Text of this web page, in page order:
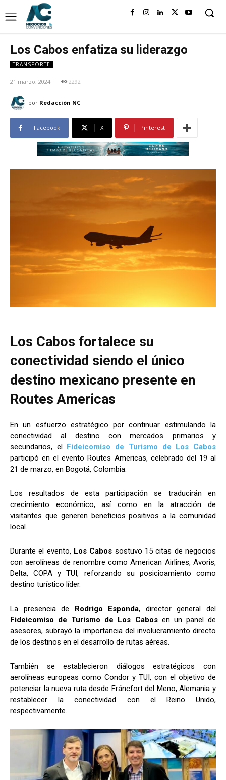
Los Cabos enfatiza su liderazgo
TRANSPORTE
21 marzo, 2024 2292
por Redacción NC
Facebook X Pinterest
Los Cabos fortalece su
conectividad siendo el único
destino mexicano presente en
Routes Americas
En un esfuerzo estratégico por continuar estimulando la
conectividad al destino con mercados primarios y
secundarios, el Fideicomiso de Turismo de Los Cabos
participó en el evento Routes Americas, celebrado del 19 al
21 de marzo, en Bogotá, Colombia.
Los resultados de esta participación se traducirán en
crecimiento económico, así como en la atracción de
visitantes que generen beneficios positivos a la comunidad
local.
Durante el evento, Los Cabos sostuvo 15 citas de negocios
con aerolíneas de renombre como American Airlines, Avoris,
Delta, COPA y TUI, reforzando su posicioamiento como
destino turístico líder.
La presencia de Rodrigo Esponda, director general del
Fideicomiso de Turismo de Los Cabosen un panel de
asesores, subrayó la importancia del involucramiento directo
de los destinos en el desarrollo de rutas aéreas.
También se establecieron diálogos estratégicos con
aerolíneas europeas como Condor y TUI, con el objetivo de
potenciar la nueva ruta desde Fráncfort del Meno, Alemania y
restablecer la conectividad con el Reino Unido,
respectivamente.